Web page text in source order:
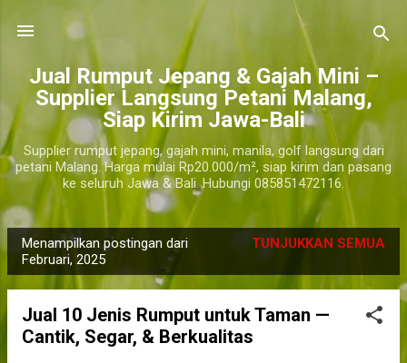
Langsung ke konten utama
​Jual Rumput Jepang & Gajah Mini –
Supplier Langsung Petani Malang,
Siap Kirim Jawa-Bali
Supplier rumput jepang, gajah mini, manila, golf langsung dari
petani Malang. Harga mulai Rp20.000/m², siap kirim dan pasang
ke seluruh Jawa & Bali. Hubungi 085851472116.
o
Menampilkan postingan dari
Februari, 2025
TUNJUKKAN SEMUA
Jual 10 Jenis Rumput untuk Taman —
Cantik, Segar, & Berkualitas